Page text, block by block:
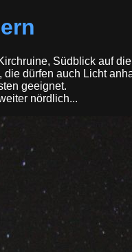
Südblick auf
dürfen auch Licht
geeignet.
nördlich...